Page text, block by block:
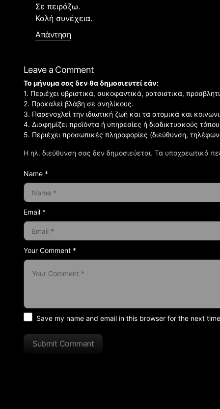
Σε πειράζω.
Καλή συνέχεια.
Απάντηση
Leave a Comment
Η ηλ. διεύθυνση σας δεν δημοσιεύεται. Τα υποχρεωτικά
Your Comment *
Το μήνυμα σας δεν θα δημοσιευτεί εάν:
1. Περιέχει υβριστικά, συκοφαντικά, ρατσιστικά,
2. Προκαλεί βλάβη σε ανηλίκους.
3. Παρενοχλεί την ιδιωτική ζωή και τα ατομικά και
4. Διαφημίζει προϊόντα ή υπηρεσίες ή διαδικτυακούς
5. Περιέχει προσωπικές πληροφορίες (διεύθυνση,
Name *
Email *
Save my name and email in this browser for the next
Submit Comment